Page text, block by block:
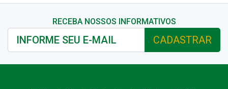
RECEBA NOSSOS INFORMATIVOS
CADASTRAR